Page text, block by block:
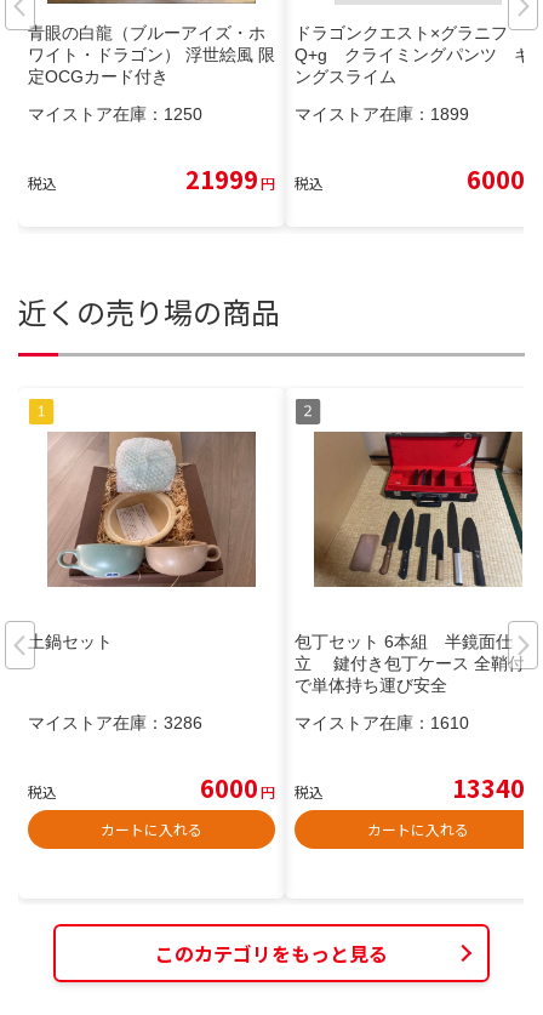
青眼の白龍（ブルーアイズ・ホ
ワイト・ドラゴン） 浮世絵風 限
定OCGカード付き
マイストア在庫： 1250
税込 21999円
ドラゴンクエスト×グラニフ D
Q+g クライミングパンツ キ
ングスライム
マイストア在庫： 1899
税込 6000
近くの売り場の商品
土鍋セット
マイストア在庫： 3286
税込 6000円
カートに入れる
包丁セット 6本組 半鏡面仕
立 鍵付き包丁ケース 全鞘付き
で単体持ち運び安全
マイストア在庫： 1610
税込 13340
カートに入れる
このカテゴリをもっと見る